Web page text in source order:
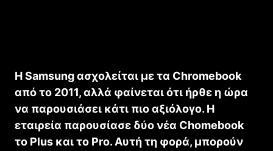
Η Samsung ασχολείται με τα Chromebook
από το 2011, αλλά φαίνεται ότι ήρθε η ώρα
να παρουσιάσει κάτι πιο αξιόλογο. Η
εταιρεία παρουσίασε δύο νέα Chomebook
το Plus και το Pro. Αυτή τη φορά, μπορούν